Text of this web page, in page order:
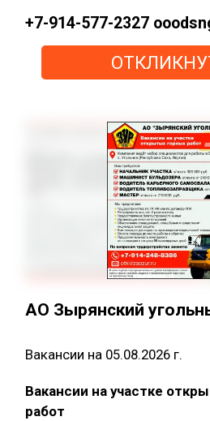
+7-914-577-2327
АО Зырянский
Вакансии на 05.08.2026 г.
Вакансии на участке
работ